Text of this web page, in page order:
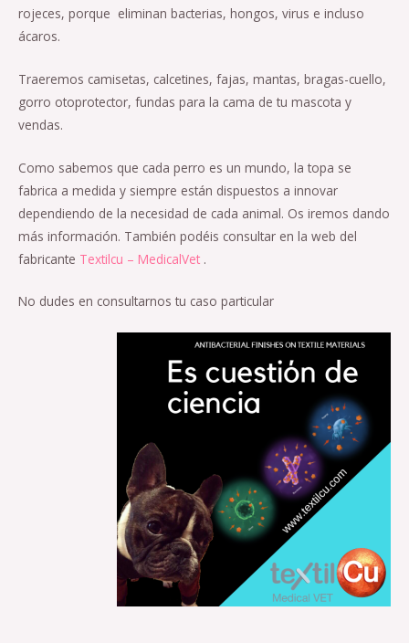
rojeces, porque eliminan bacterias, hongos, virus e incluso
ácaros.
Traeremos camisetas, calcetines, fajas, mantas, bragas-cuello,
gorro otoprotector, fundas para la cama de tu mascota y
vendas.
Como sabemos que cada perro es un mundo, la topa se
fabrica a medida y siempre están dispuestos a innovar
dependiendo de la necesidad de cada animal. Os iremos dando
más información. También podéis consultar en la web del
fabricante Textilcu – MedicalVet .
No dudes en consultarnos tu caso particular